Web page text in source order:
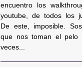
encuentro los
youtube, de todos los
De este, imposible.
que nos toman el pelo
veces...